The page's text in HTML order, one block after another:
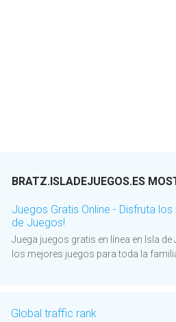
BRATZ.ISLADEJUEGOS.ES
Juegos Gratis Online - Disfruta
de Juegos!
Juega juegos gratis en línea en Isla
los mejores juegos para toda la
Global traffic rank